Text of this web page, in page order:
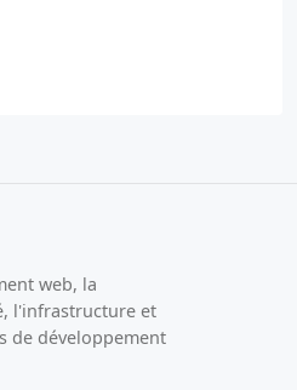
web, la
l'infrastructure et
de développement